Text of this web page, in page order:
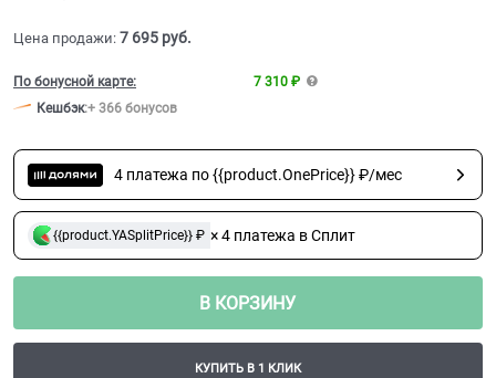
Цена продажи: 7 695 руб.
По бонусной карте:
7 310 ₽
Кешбэк:+ 366 бонусов
4 платежа по {{product.OnePrice}} ₽/мес
{{product.YASplitPrice}} ₽ × 4 платежа в Сплит
В КОРЗИНУ
КУПИТЬ В 1 КЛИК